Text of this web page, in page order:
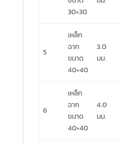
30×30
5
เหล็ก
ฉาก
ขนาด
40×40
3.0
มม.
6
เหล็ก
ฉาก
ขนาด
40×40
4.0
มม.